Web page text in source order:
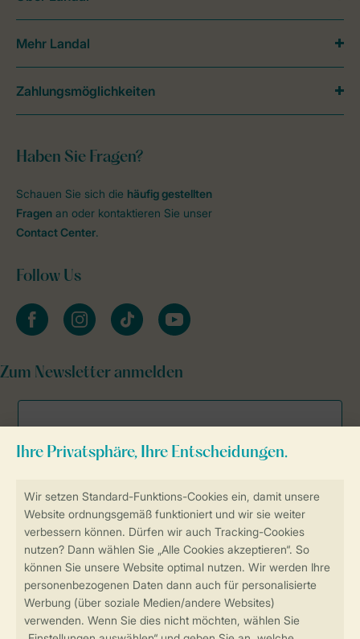
Sicherstellung Deiner Privatsphäre
Sicher und schnell zur Online-Buchung
Sichere Datenübertragung
Sicheres Bezahlen
Haben Sie Fragen?
Schauen Sie sich die häufig gestellten
Fragen an oder kontaktieren Sie unser
Contact Center.
Follow Us
facebookinstagramtiktok youtube
Zum Newsletter anmelden
Mehr Landal
Zahlungsmöglichkeiten